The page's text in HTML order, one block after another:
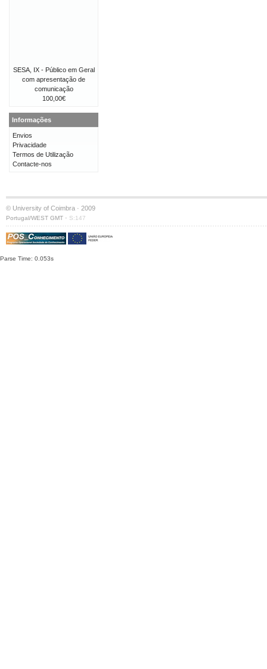
SESA, IX - Público em Geral
com apresentação de
comunicação
100,00€
Informações
Envios
Privacidade
Termos de Utilização
Contacte-nos
© University of Coimbra · 2009
Portugal/WEST GMT · S:147
Parse Time: 0.053s